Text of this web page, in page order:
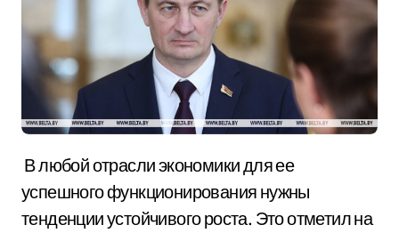
В любой отрасли экономики для ее
успешного функционирования нужны
тенденции устойчивого роста. Это отметил на